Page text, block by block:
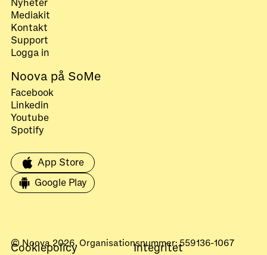
Nyheter
Mediakit
Kontakt
Support
Logga in
Noova på SoMe
Facebook
Linkedin
Youtube
Spotify
App Store
Google Play
© Noova 2026. Organisationsnummer: 559136-1067
Cookiepolicy Integritet